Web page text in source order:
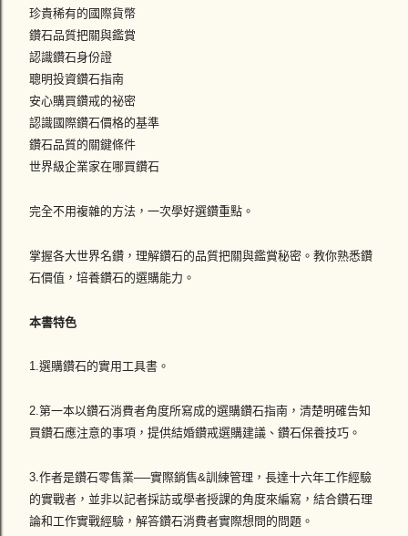
珍貴稀有的國際貨幣
鑽石品質把關與鑑賞
認識鑽石身份證
聰明投資鑽石指南
安心購買鑽戒的祕密
認識國際鑽石價格的基準
鑽石品質的關鍵條件
世界級企業家在哪買鑽石
完全不用複雜的方法，一次學好選鑽重點。
掌握各大世界名鑽，理解鑽石的品質把關與鑑賞秘密。教你熟悉鑽
石價值，培養鑽石的選購能力。
本書特色
1.選購鑽石的實用工具書。
2.第一本以鑽石消費者角度所寫成的選購鑽石指南，清楚明確告知
買鑽石應注意的事項，提供結婚鑽戒選購建議、鑽石保養技巧。
3.作者是鑽石零售業──實際銷售&訓練管理，長達十六年工作經驗
的實戰者，並非以記者採訪或學者授課的角度來編寫，結合鑽石理
論和工作實戰經驗，解答鑽石消費者實際想問的問題。